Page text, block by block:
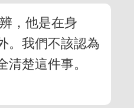
，他是在身
。我們不該認為
楚這件事。